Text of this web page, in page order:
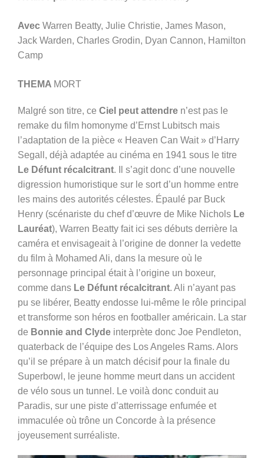
Avec Warren Beatty, Julie Christie, James Mason,
Jack Warden, Charles Grodin, Dyan Cannon, Hamilton
Camp
THEMA MORT
Malgré son titre, ce Ciel peut attendre n’est pas le
remake du film homonyme d’Ernst Lubitsch mais
l’adaptation de la pièce « Heaven Can Wait » d’Harry
Segall, déjà adaptée au cinéma en 1941 sous le titre
Le Défunt récalcitrant. Il s’agit donc d’une nouvelle
digression humoristique sur le sort d’un homme entre
les mains des autorités célestes. Épaulé par Buck
Henry (scénariste du chef d’œuvre de Mike Nichols Le
Lauréat), Warren Beatty fait ici ses débuts derrière la
caméra et envisageait à l’origine de donner la vedette
du film à Mohamed Ali, dans la mesure où le
personnage principal était à l’origine un boxeur,
comme dans Le Défunt récalcitrant. Ali n’ayant pas
pu se libérer, Beatty endosse lui-même le rôle principal
et transforme son héros en footballer américain. La star
de Bonnie and Clyde interprète donc Joe Pendleton,
quaterback de l’équipe des Los Angeles Rams. Alors
qu’il se prépare à un match décisif pour la finale du
Superbowl, le jeune homme meurt dans un accident
de vélo sous un tunnel. Le voilà donc conduit au
Paradis, sur une piste d’atterrissage enfumée et
immaculée où trône un Concorde à la présence
joyeusement surréaliste.